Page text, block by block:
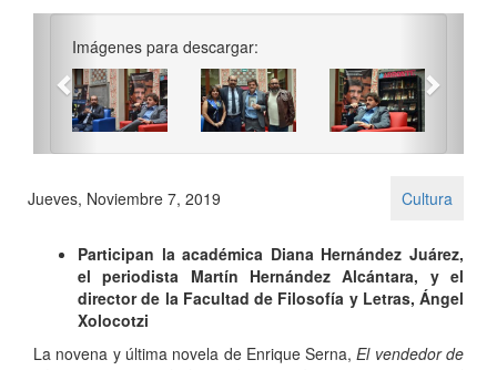
Imágenes para descargar:
Jueves, Noviembre 7, 2019 Cultura
Participan la académica Diana Hernández Juárez,
el periodista Martín Hernández Alcántara, y el
director de la Facultad de Filosofía y Letras, Ángel
Xolocotzi
La novena y última novela de Enrique Serna,El vendedor de